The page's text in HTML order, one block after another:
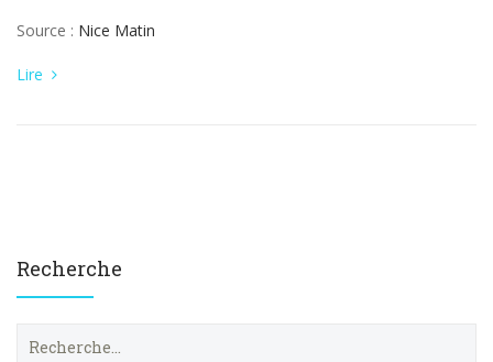
Source : Nice Matin
Lire
Recherche